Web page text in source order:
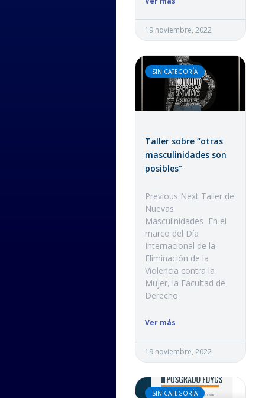
19 noviembre, 2022
SIN CATEGORÍA
Taller sobre “otras
masculinidades son
posibles”
Previous Next Taller de
Nuevas
Masculinidades En el
marco del Día
Internacional de la
Eliminación de la
Violencia contra la
Mujer, la Facultad de
Derecho
Ver más
19 noviembre, 2022
SIN CATEGORÍA